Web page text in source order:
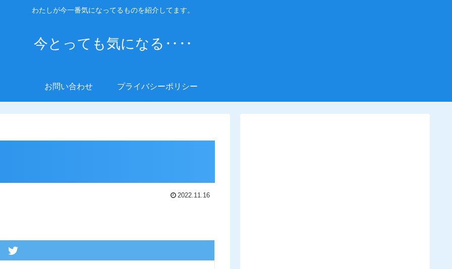
わたしが今一番気になってるものを紹介してます。
今とっても気になる‥‥
お問い合わせ プライバシーポリシー
2022.11.16